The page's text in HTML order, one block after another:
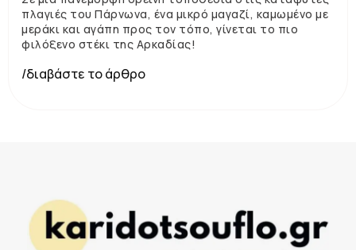
πλαγιές του Πάρνωνα, ένα μικρό μαγαζί, καμωμένο με
μεράκι και αγάπη προς τον τόπο, γίνεται το πιο
φιλόξενο στέκι της Αρκαδίας!
/διαβάστε το άρθρο